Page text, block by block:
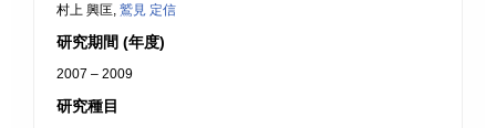
村上 興匡, 鷲見 定信
研究期間 (年度)
2007 – 2009
研究種目